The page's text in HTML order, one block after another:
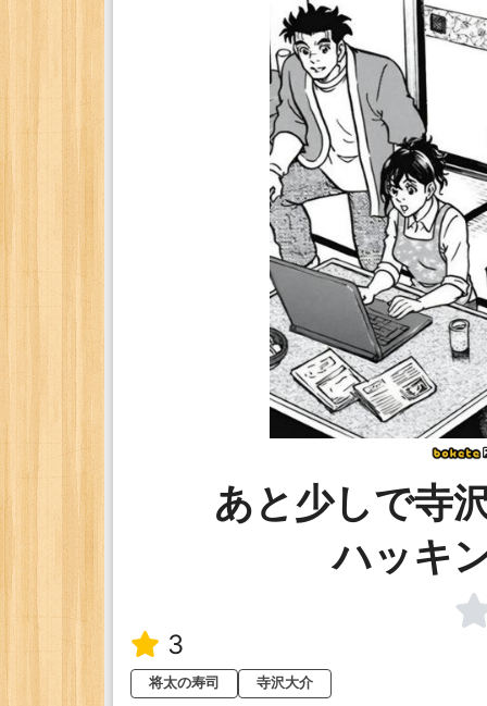
あと少しで寺
ハッキ
3
将太の寿司 寺沢大介